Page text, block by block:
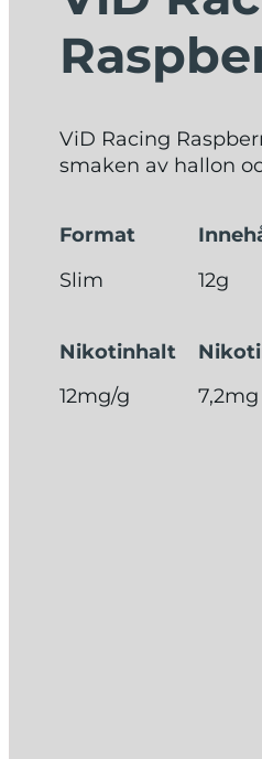
ViD Racing
smaken av hallon
Format
Slim
12g
Nikotinhalt
12mg/g
7,2mg